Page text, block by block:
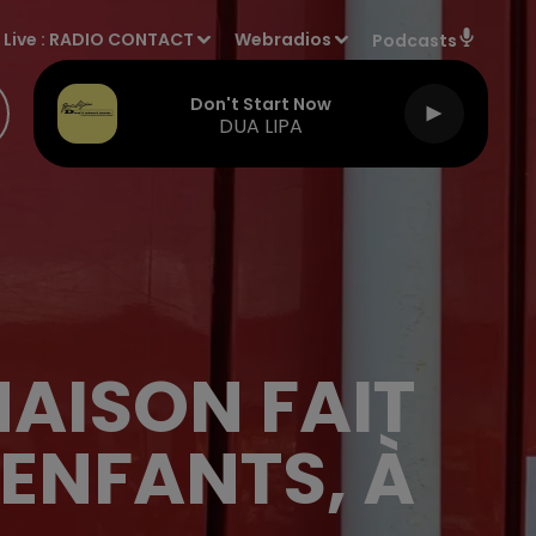
Live : RADIO CONTACT Webradios Podcasts
Don't Start Now
DUA LIPA
FAIT
À